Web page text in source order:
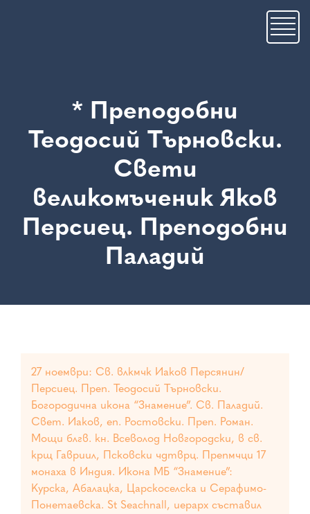
* Преподобни
Теодосий Търновски.
Свети
великомъченик Яков
Персиец. Преподобни
Паладий
27 ноември: Св. влкмчк Иаков Персянин/
Персиец. Преп. Теодосий Търновски.
Богородична икона “Знамение”. Св. Паладий.
Свет. Иаков, еп. Ростовски. Преп. Роман.
Мощи блгв. кн. Всеволод Новгородски, в св.
крщ Гавриил, Псковски чдтврц. Препмчци 17
монаха в Индия. Икона МБ “Знамение”:
Курска, Абалацка, Царскоселска и Серафимо-
Понетаевска. St Seachnall, иерарх съставил